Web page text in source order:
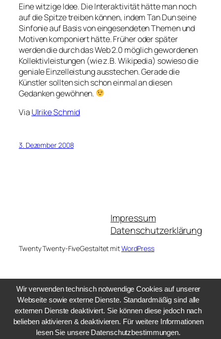
Eine witzige Idee. Die Interaktivität hätte man noch
auf die Spitze treiben können, indem Tan Dun seine
Sinfonie auf Basis von eingesendeten Themen und
Motiven komponiert hätte. Früher oder später
werden die durch das Web 2.0 möglich gewordenen
Kollektivleistungen (wie z.B. Wikipedia) sowieso die
geniale Einzelleistung ausstechen. Gerade die
Künstler sollten sich schon einmal an diesen
Gedanken gewöhnen.
Via Ulrike Schmid
3. Dezember 2008
Impressum
Datenschutzerklärung
Twenty Twenty-FiveGestaltet mitWordPress
Wir verwenden technisch notwendige Cookies auf unserer
Webseite sowie externe Dienste. Standardmäßig sind alle
externen Dienste deaktiviert. Sie können diese jedoch nach
belieben aktivieren & deaktivieren. Für weitere Informationen
lesen Sie unsere Datenschutzbestimmungen.